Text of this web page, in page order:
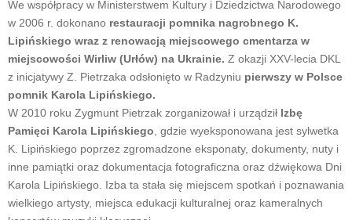
We współpracy w Ministerstwem Kultury i Dziedzictwa Narodowego
w 2006 r. dokonano restauracji pomnika nagrobnego K.
Lipińskiego wraz z renowacją miejscowego cmentarza w
miejscowości Wirliw (Urłów) na Ukrainie. Z okazji XXV-lecia DKL
z inicjatywy Z. Pietrzaka odsłonięto w Radzyniu pierwszy w Polsce
pomnik Karola Lipińskiego.
W 2010 roku Zygmunt Pietrzak zorganizował i urządził Izbę
Pamięci Karola Lipińskiego , gdzie wyeksponowana jest sylwetka
K. Lipińskiego poprzez zgromadzone eksponaty, dokumenty, nuty i
inne pamiątki oraz dokumentacja fotograficzna oraz dźwiękowa Dni
Karola Lipińskiego. Izba ta stała się miejscem spotkań i poznawania
wielkiego artysty, miejsca edukacji kulturalnej oraz kameralnych